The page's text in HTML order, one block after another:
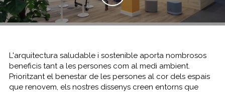
L'arquitectura saludable i sostenible aporta nombrosos
beneficis tant a les persones com al medi ambient.
Prioritzant el benestar de les persones al cor dels espais
que renovem, els nostres dissenys creen entorns que